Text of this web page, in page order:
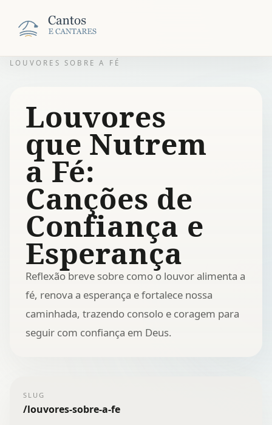
LOUVORES SOBRE A FÉ
Louvores
que Nutrem
a Fé:
Canções de
Confiança e
Esperança
Reflexão breve sobre como o louvor alimenta a
fé, renova a esperança e fortalece nossa
caminhada, trazendo consolo e coragem para
seguir com confiança em Deus.
SLUG
/louvores-sobre-a-fe